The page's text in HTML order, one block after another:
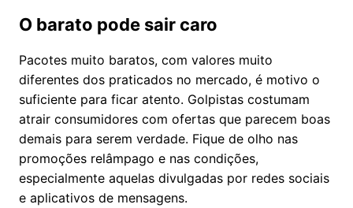
O barato pode sair caro
Pacotes muito baratos, com valores muito
diferentes dos praticados no mercado, é motivo o
suficiente para ficar atento. Golpistas costumam
atrair consumidores com ofertas que parecem boas
demais para serem verdade. Fique de olho nas
promoções relâmpago e nas condições,
especialmente aquelas divulgadas por redes sociais
e aplicativos de mensagens.